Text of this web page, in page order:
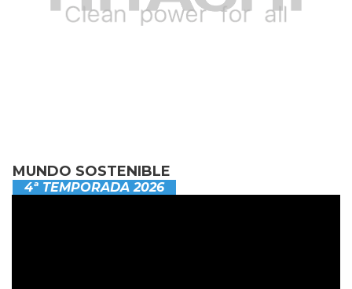
MUNDO SOSTENIBLE
4ª TEMPORADA 2026